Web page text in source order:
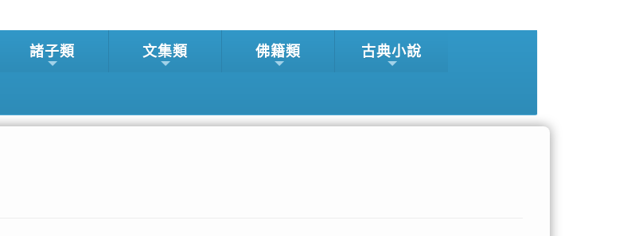
諸子類 文集類 佛籍類 古典小說